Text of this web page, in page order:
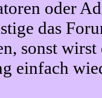
oder
das
sonst
einfach